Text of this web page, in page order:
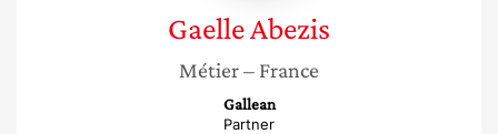
GaelleAbezis
Métier– France
Gallean
Partner